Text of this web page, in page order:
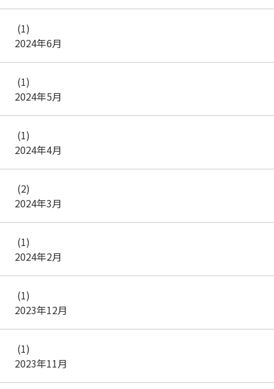
2024年6月
(1)
2024年5月
(1)
2024年4月
(1)
2024年3月
(2)
2024年2月
(1)
2023年12月
(1)
2023年11月
(1)